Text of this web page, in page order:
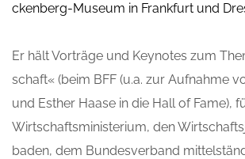
cken­berg-Muse­um in Frank­furt und
Er hält Vor­trä­ge und Key­notes zum
schaft« (beim BFF (u.a. zur Auf­nah­me
und Esther Haa­se in die Hall of Fame),
Wirt­schafts­mi­nis­te­ri­um, den
ba­den, dem Bun­des­ver­band